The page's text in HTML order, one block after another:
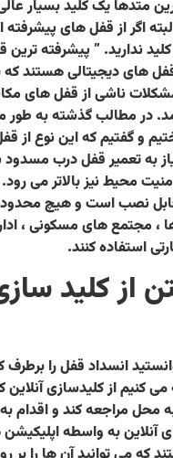
متدها یک کلید بسیار
اگر از قفل های
کلید ندارید. ” پیشرفته
های دیجیتالی هستند
ناشی از قفل های
در مطالب گذشته به
و گفتیم که این نوع از
به تعمیر قفل درب مسدود
محیط نیز بالاتر می
نصب است و هیچ
، مجتمع های مسکونی ،
استفاده کنند.
از کلید
انسداد قفل را
کنیم از کلیدسازی آنلاین
محل مراجعه کند و اقدام
آنلاین به واسطه